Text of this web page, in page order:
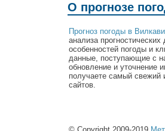
О прогнозе
Прогноз погоды в
анализа
особенностей погоды и
данные, поступающие с
обновление и уточнение
получаете самый свежий
сайтов.